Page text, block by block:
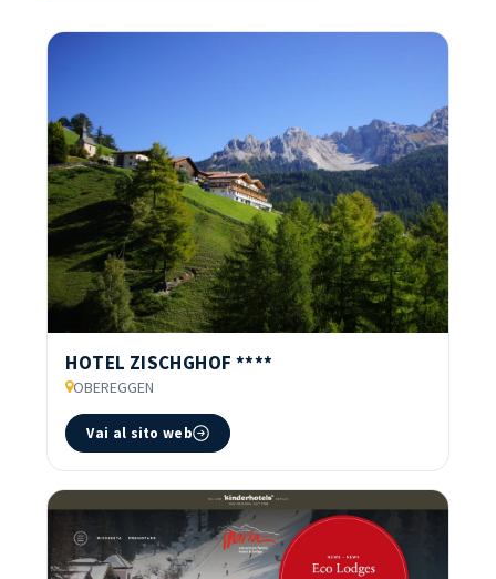
HOTEL ZISCHGHOF ****
OBEREGGEN
Vai al sito web